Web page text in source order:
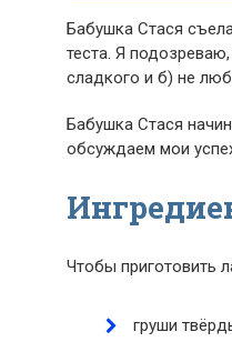
Бабушка Стася
теста. Я
сладкого и б) не
Бабушка Стася
обсуждаем мои
Чтобы приготовить
груши